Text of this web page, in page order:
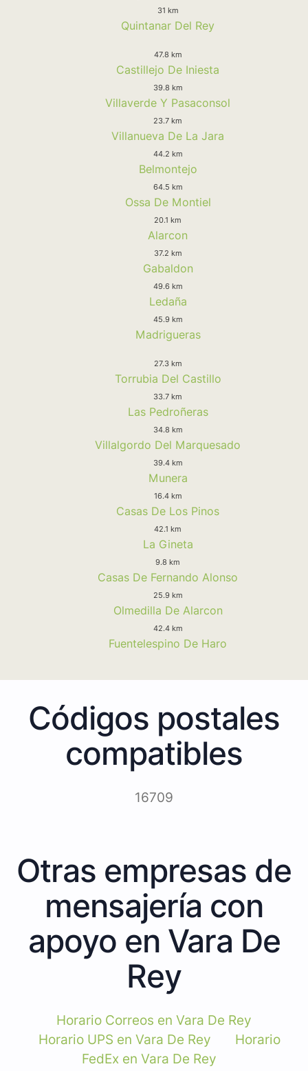
31 km
Quintanar Del Rey
47.8 km
Castillejo De Iniesta
39.8 km
Villaverde Y Pasaconsol
23.7 km
Villanueva De La Jara
44.2 km
Belmontejo
64.5 km
Ossa De Montiel
20.1 km
Alarcon
37.2 km
Gabaldon
49.6 km
Ledaña
45.9 km
Madrigueras
27.3 km
Torrubia Del Castillo
33.7 km
Las Pedroñeras
34.8 km
Villalgordo Del Marquesado
39.4 km
Munera
16.4 km
Casas De Los Pinos
42.1 km
La Gineta
9.8 km
Casas De Fernando Alonso
25.9 km
Olmedilla De Alarcon
42.4 km
Fuentelespino De Haro
Códigos postales
compatibles
16709
Otras empresas de
mensajería con
apoyo en Vara De
Rey
Horario Correos en Vara De Rey
Horario UPS en Vara De Rey
Horario
FedEx en Vara De Rey